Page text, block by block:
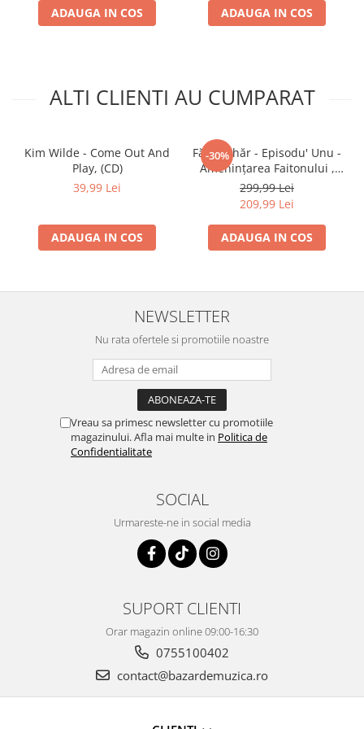
ADAUGA IN COS ADAUGA IN COS
ALTI CLIENTI AU CUMPARAT
Kim Wilde - Come Out And
Play, (CD)
39,99 Lei
ADAUGA IN COS
-30%
Fără Zahăr - Episodu' Unu -
Amenințarea Faitonului ,
(CD)
299,99 Lei
209,99 Lei
ADAUGA IN COS
NEWSLETTER
Nu rata ofertele si promotiile noastre
Vreau sa primesc newsletter cu promotiile
magazinului. Afla mai multe in Politica de
Confidentialitate
SOCIAL
Urmareste-ne in social media
SUPORT CLIENTI
Orar magazin online 09:00-16:30
0755100402
contact@bazardemuzica.ro